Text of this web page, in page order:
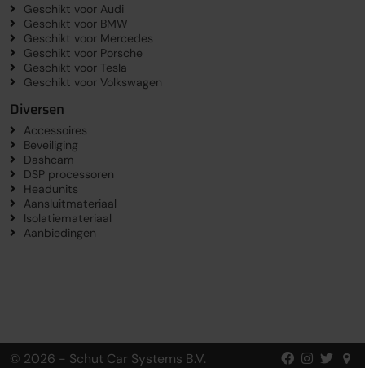
Geschikt voor Audi
Geschikt voor BMW
Geschikt voor Mercedes
Geschikt voor Porsche
Geschikt voor Tesla
Geschikt voor Volkswagen
Diversen
Accessoires
Beveiliging
Dashcam
DSP processoren
Headunits
Aansluitmateriaal
Isolatiemateriaal
Aanbiedingen
© 2026 - Schut Car Systems B.V.